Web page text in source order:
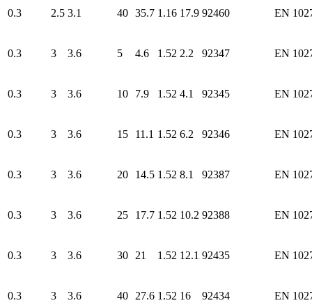
0.3 2.5 3.1 40 35.7 1.16 17.9 92460 EN
0.3 3 3.6 5 4.6 1.52 2.2 92347 EN
0.3 3 3.6 10 7.9 1.52 4.1 92345 EN
0.3 3 3.6 15 11.1 1.52 6.2 92346 EN
0.3 3 3.6 20 14.5 1.52 8.1 92387 EN
0.3 3 3.6 25 17.7 1.52 10.2 92388 EN
0.3 3 3.6 30 21 1.52 12.1 92435 EN
0.3 3 3.6 40 27.6 1.52 16 92434 EN